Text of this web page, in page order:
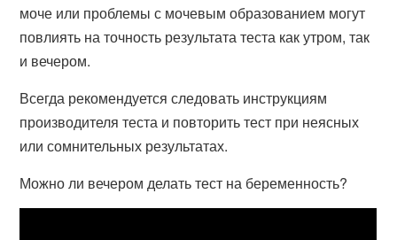
моче или проблемы с мочевым образованием могут
повлиять на точность результата теста как утром, так
и вечером.
Всегда рекомендуется следовать инструкциям
производителя теста и повторить тест при неясных
или сомнительных результатах.
Можно ли вечером делать тест на беременность?